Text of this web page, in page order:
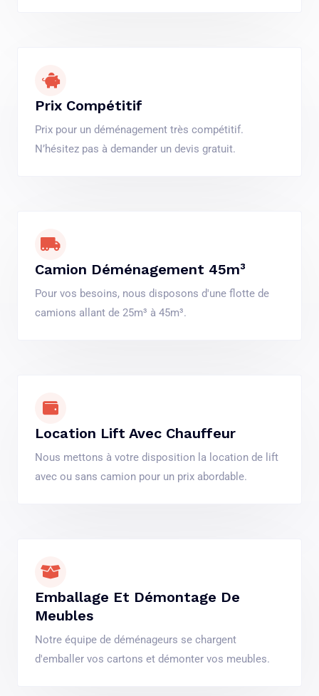
Prix Compétitif
Prix pour un déménagement très compétitif.
N’hésitez pas à demander un devis gratuit.
Camion Déménagement 45m³
Pour vos besoins, nous disposons d'une flotte de
camions allant de 25m³ à 45m³.
Location Lift Avec Chauffeur
Nous mettons à votre disposition la location de lift
avec ou sans camion pour un prix abordable.
Emballage Et Démontage De
Meubles
Notre équipe de déménageurs se chargent
d'emballer vos cartons et démonter vos meubles.